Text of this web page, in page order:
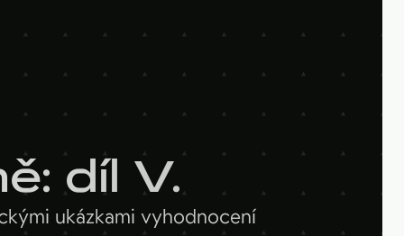
díl V.
ukázkami vyhodnocení